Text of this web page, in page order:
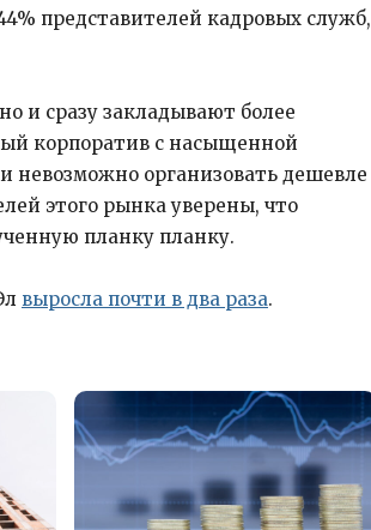
представителей кадровых служб,
и сразу закладывают более
корпоратив с насыщенной
невозможно организовать дешевле
этого рынка уверены, что
планку планку.
выросла почти в два раза.